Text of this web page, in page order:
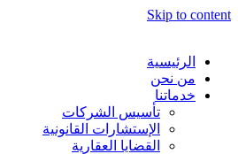
Skip to content
الرئيسية
من نحن
خدماتنا
تأسيس الشركات
الإستشارات القانونية
القضايا العقارية